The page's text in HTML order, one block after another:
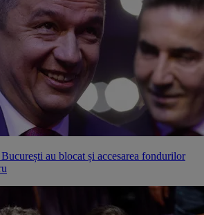
au blocat și accesarea fondurilor